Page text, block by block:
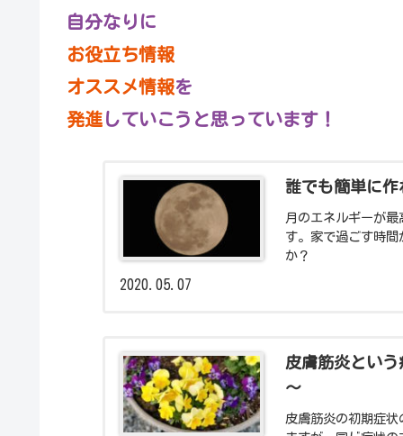
自分なりに
お役立ち情報
オススメ情報を
発進 していこうと思っています！
誰でも簡単に
月のエネルギーが
す。家で過ごす時
か？
2020.05.07
皮膚筋炎とい
～
皮膚筋炎の初期症